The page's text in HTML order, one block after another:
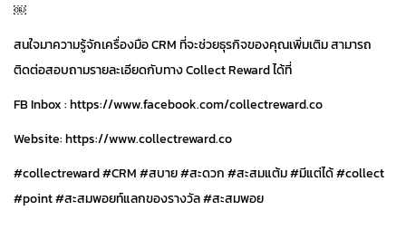
￼
สนใจมาความรู้จักเครื่องมือ CRM ที่จะช่วยธุรกิจของคุณเพิ่มเติม สามารถ
ติดต่อสอบถามรายละเอียดกับทาง Collect Reward ได้ที่
FB Inbox : https://www.facebook.com/collectreward.co
Website: https://www.collectreward.co
#collectreward #CRM #สบาย #สะดวก #สะสมแต้ม #มีแต่ได้ #collect
#point #สะสมพอยท์แลกของรางวัล #สะสมพอย